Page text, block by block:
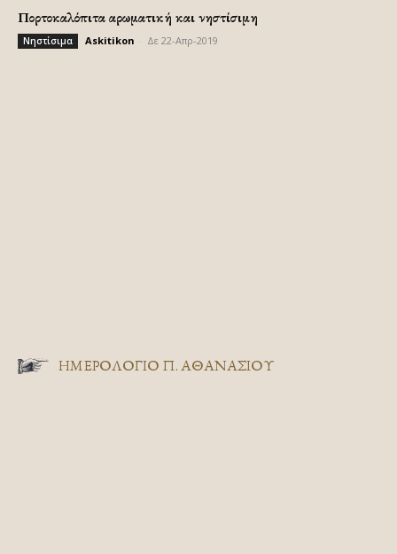
Πορτοκαλόπιτα αρωματική και νηστίσιμη
Νηστίσιμα Askitikon Δε 22-Απρ-2019
ΗΜΕΡΟΛΟΓΙΟ Π. ΑΘΑΝΑΣΙΟΥ